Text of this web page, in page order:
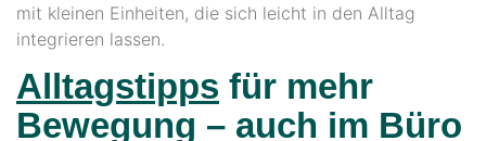
mit kleinen Einheiten, die sich leicht in den Alltag
integrieren lassen.
Alltagstipps für mehr
Bewegung – auch im Büro